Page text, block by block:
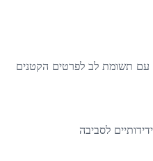
עם תשומת לב לפרטים הקטנים
לסביבה